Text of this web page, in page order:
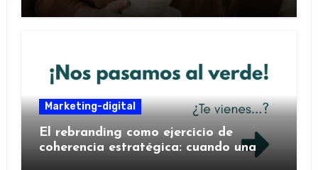
Marketing-digital
El rebranding como ejercicio de
coherencia estratégica: cuando una